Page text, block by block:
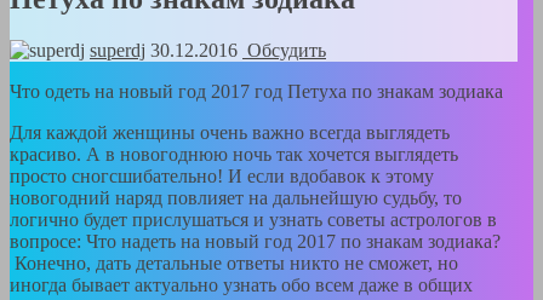
superdj 30.12.2016 Обсудить
Что одеть на новый год 2017 год Петуха по знакам зодиака
Для каждой женщины очень важно всегда выглядеть
красиво. А в новогоднюю ночь так хочется выглядеть
просто сногсшибательно! И если вдобавок к этому
новогодний наряд повлияет на дальнейшую судьбу, то
логично будет прислушаться и узнать советы астрологов в
вопросе: Что надеть на новый год 2017 по знакам зодиака?
Конечно, дать детальные ответы никто не сможет, но
иногда бывает актуально узнать обо всем даже в общих